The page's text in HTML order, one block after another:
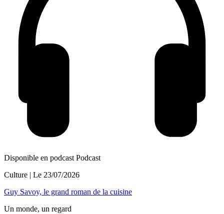
Disponible en podcast Podcast
Culture | Le 23/07/2026
Guy Savoy, le grand roman de la cuisine
Un monde, un regard